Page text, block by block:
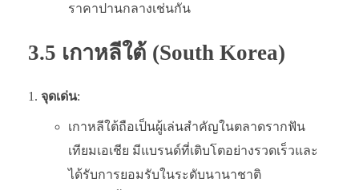
ราคาปานกลางเช่นกัน
3.5 เกาหลีใต้ (South Korea)
จุดเด่น:
เกาหลีใต้ถือเป็นผู้เล่นสำคัญในตลาดรากฟัน
เทียมเอเชีย มีแบรนด์ที่เติบโตอย่างรวดเร็วและ
ได้รับการยอมรับในระดับนานาชาติ